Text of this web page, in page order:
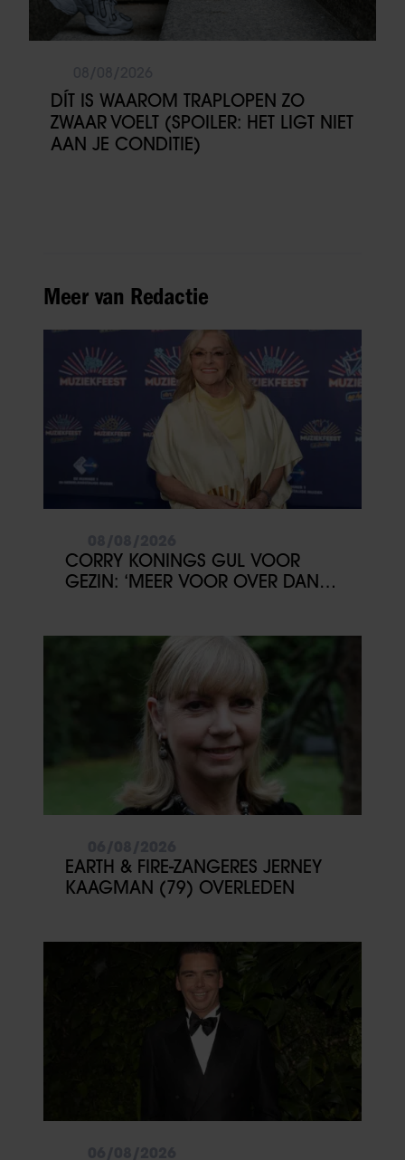
DÍT IS WAAROM TRAPLOPEN ZO
ZWAAR VOELT (SPOILER: HET LIGT NIET
AAN JE CONDITIE)
Meer van Redactie
CORRY KONINGS GUL VOOR
GEZIN: ‘MEER VOOR OVER DAN
EARTH & FIRE-ZANGERES JERNEY
KAAGMAN (79) OVERLEDEN